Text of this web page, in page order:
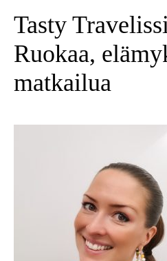
Tasty
Ruokaa,
matkailua